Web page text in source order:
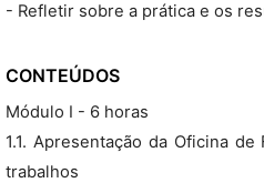
- Refletir sobre a prática e os
CONTEÚDOS
Módulo I - 6 horas
1.1. Apresentação da Oficina
trabalhos